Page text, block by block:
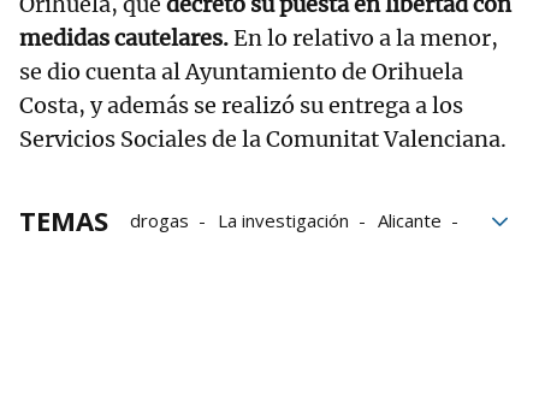
medidas cautelares.En lo relativo a la menor,
se dio cuenta al Ayuntamiento de Orihuela
Costa, y además se realizó su entrega a los
Servicios Sociales de la Comunitat Valenciana.
TEMAS drogas La investigación
Alicante